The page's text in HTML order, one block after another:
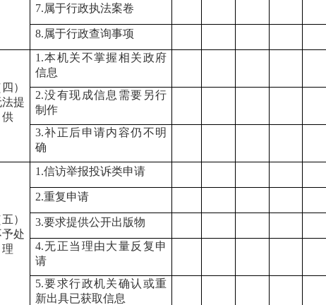
7.属于行政执法案卷
8.属于行政查询事项
四）
提
供
1.本机关不掌握相关政府
信息
2.没有现成信息需要另行
制作
3.补正后申请内容仍不明
确
五）
处
理
1.信访举报投诉类申请
2.重复申请
3.要求提供公开出版物
4.无正当理由大量反复申
请
5.要求行政机关确认或重
新出具已获取信息